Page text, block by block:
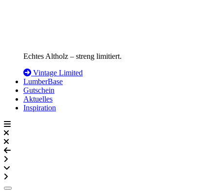
Echtes Altholz – streng limitiert.
Vintage Limited
LumberBase
Gutschein
Aktuelles
Inspiration